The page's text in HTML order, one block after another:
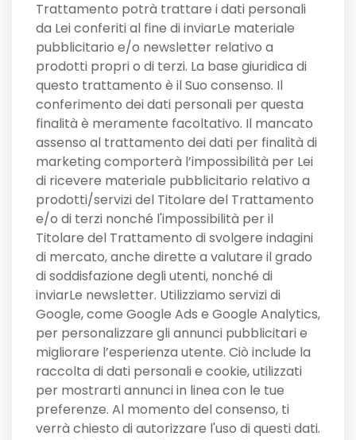
Trattamento potrà trattare i dati personali
da Lei conferiti al fine di inviarLe materiale
pubblicitario e/o newsletter relativo a
prodotti propri o di terzi. La base giuridica di
questo trattamento è il Suo consenso. Il
conferimento dei dati personali per questa
finalità è meramente facoltativo. Il mancato
assenso al trattamento dei dati per finalità di
marketing comporterà l’impossibilità per Lei
di ricevere materiale pubblicitario relativo a
prodotti/servizi del Titolare del Trattamento
e/o di terzi nonché l'impossibilità per il
Titolare del Trattamento di svolgere indagini
di mercato, anche dirette a valutare il grado
di soddisfazione degli utenti, nonché di
inviarLe newsletter. Utilizziamo servizi di
Google, come Google Ads e Google Analytics,
per personalizzare gli annunci pubblicitari e
migliorare l’esperienza utente. Ciò include la
raccolta di dati personali e cookie, utilizzati
per mostrarti annunci in linea con le tue
preferenze. Al momento del consenso, ti
verrà chiesto di autorizzare l'uso di questi dati.